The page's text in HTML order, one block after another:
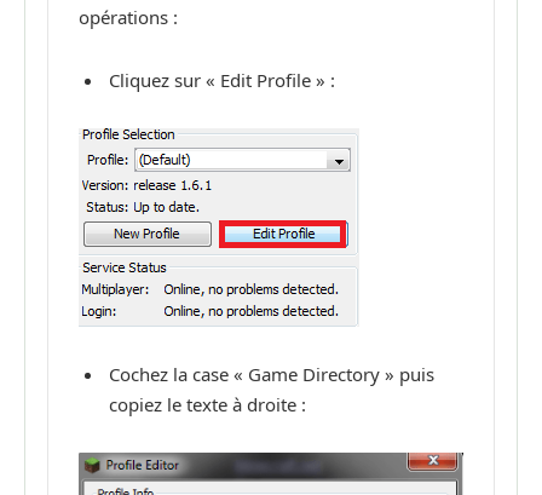
opérations :
Cliquez sur « Edit Profile » :
Cochez la case « Game Directory » puis
copiez le texte à droite :